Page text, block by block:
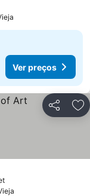
Ver preços
Partilhar